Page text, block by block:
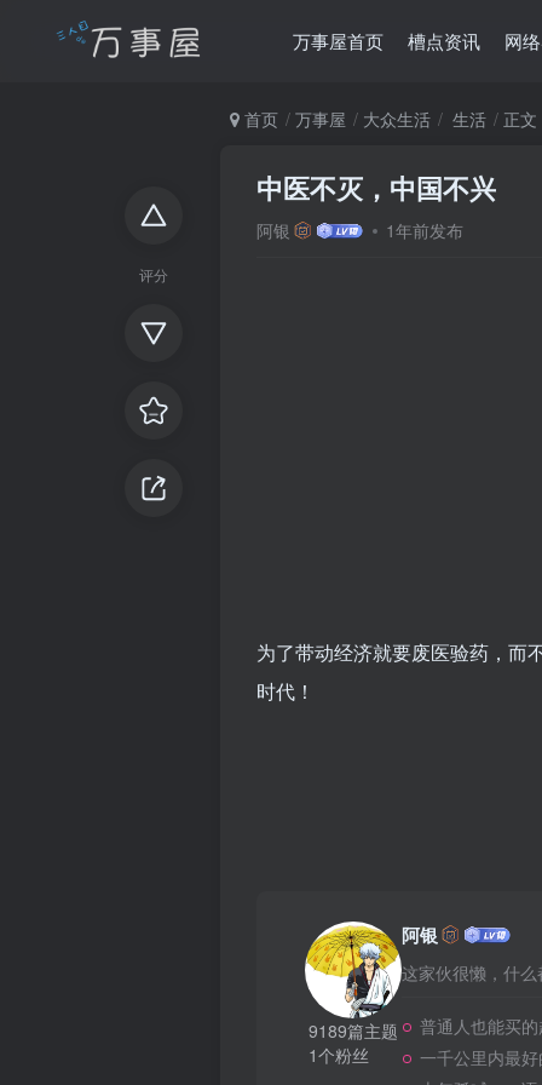
万事屋首页 槽点资讯 网
评分
首页 万事屋 大众生活 生活 正文
中医不灭，中国不兴
阿银 1年前发布
为了带动经济就要废医验药，而
时代！
9189篇主题
1个粉丝
阿银
这家伙很懒，什
普通人也能买
一千公里内最